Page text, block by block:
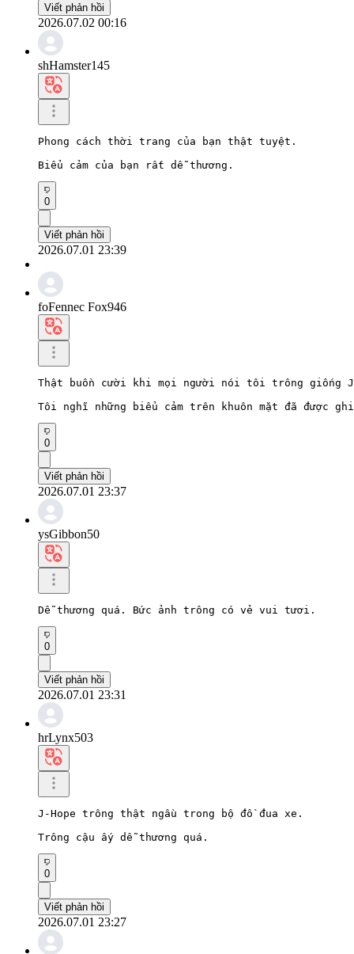
Viết phản hồi
2026.07.02 00:16
shHamster145
Phong cách thời trang của bạn thật tuyệt.
Biểu cảm của bạn rất dễ thương.
0
Viết phản hồi
2026.07.01 23:39
foFennec Fox946
Thật buồn cười khi mọi người nói tôi trông giống
Tôi nghĩ những biểu cảm trên khuôn mặt đã
0
Viết phản hồi
2026.07.01 23:37
ysGibbon50
Dễ thương quá. Bức ảnh trông có vẻ vui tươi.
0
Viết phản hồi
2026.07.01 23:31
hrLynx503
J-Hope trông thật ngầu trong bộ đồ đua xe.
Trông cậu ấy dễ thương quá.
0
Viết phản hồi
2026.07.01 23:27